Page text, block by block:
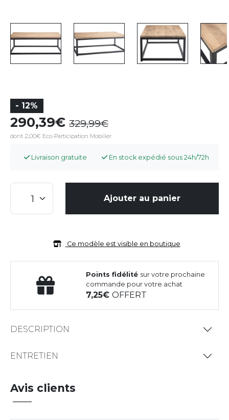
- 12%
290,39 329,99
dont 2,00€ Eco-Participation Mobilier
Livraison gratuite En stock expédié sous 24h/72h
Ajouter au panier
Ce modèle est visible en boutique
Points fidélité sur votre prochaine
commande pour votre achat
7,25OFFERT
DESCRIPTION
ENTRETIEN
Avis clients